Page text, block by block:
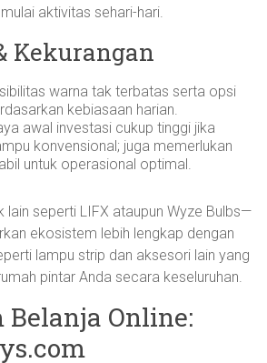
aktivitas sehari-hari.
Kekurangan
warna tak terbatas serta opsi
kebiasaan harian.
awal investasi cukup tinggi jika
konvensional; juga memerlukan
untuk operasional optimal.
lain seperti LIFX ataupun Wyze Bulbs—
ekosistem lebih lengkap dengan
lampu strip dan aksesori lain yang
pintar Anda secara keseluruhan.
Belanja Online: